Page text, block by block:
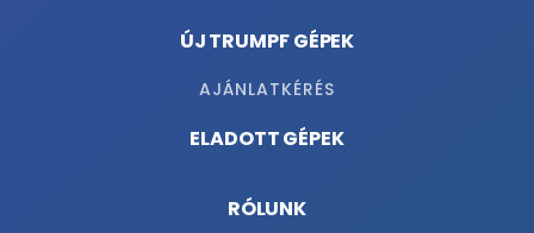
ÚJ TRUMPF GÉPEK
AJÁNLATKÉRÉS
ELADOTT GÉPEK
RÓLUNK